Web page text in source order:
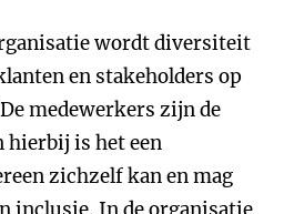
wordt diversiteit
en stakeholders op
medewerkers zijn de
hierbij is het een
zichzelf kan en mag